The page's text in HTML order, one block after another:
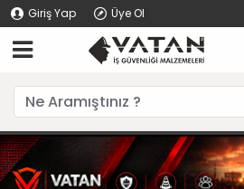
Giriş Yap Üye Ol